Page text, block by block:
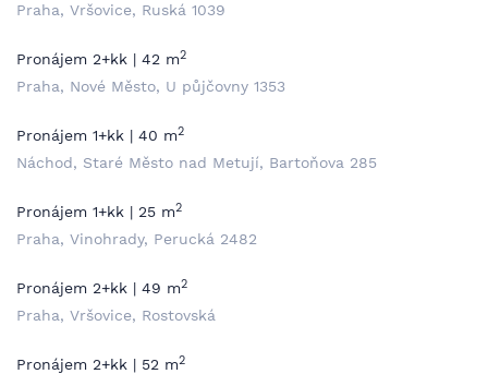
Praha, Vršovice, Ruská 1039
Pronájem 2+kk | 42 m2
Praha, Nové Město, U půjčovny 1353
Pronájem 1+kk | 40 m2
Náchod, Staré Město nad Metují, Bartoňova 285
Pronájem 1+kk | 25 m2
Praha, Vinohrady, Perucká 2482
Pronájem 2+kk | 49 m2
Praha, Vršovice, Rostovská
Pronájem 2+kk | 52 m2